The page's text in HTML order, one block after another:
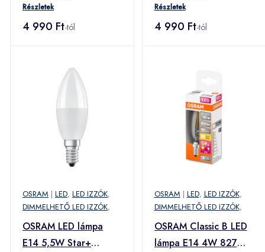
Részletek
4 990 Ft-tól
Részletek
4 990 Ft-tól
OSRAM | LED, LED IZZÓK,
DIMMELHETŐ LED IZZÓK,
OSRAM LED lámpa
E14 5,5W Star+
OSRAM | LED, LED IZZÓK,
DIMMELHETŐ LED IZZÓK,
OSRAM Classic B LED
lámpa E14 4W 827